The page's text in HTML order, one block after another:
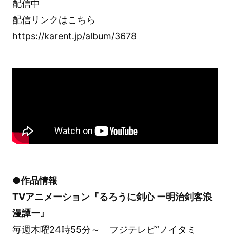
配信中
配信リンクはこちら
https://karent.jp/album/3678
●作品情報
TVアニメーション『るろうに剣心 ー明治剣客浪
漫譚ー』
毎週木曜24時55分～ フジテレビ“ノイタミ